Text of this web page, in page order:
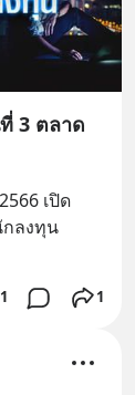
3 ตลาด
เปิด
กลงทุน
1 1